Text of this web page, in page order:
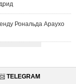
Рональда Араухо
TELEGRAM